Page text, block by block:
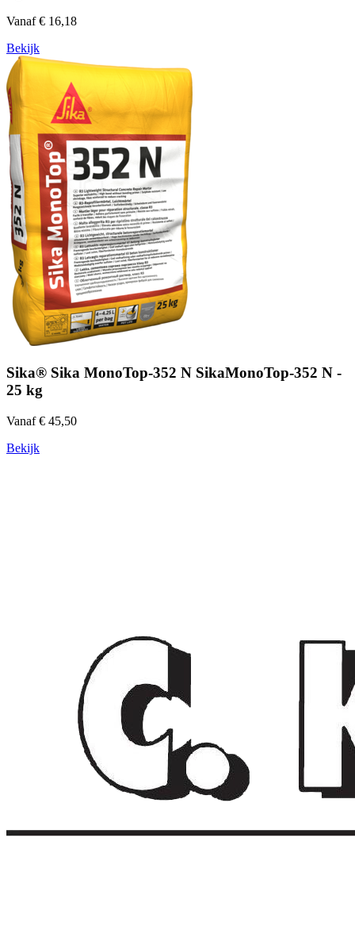
Vanaf € 16,18
Bekijk
Sika® Sika MonoTop-352 N SikaMonoTop-352 N -
25 kg
Vanaf € 45,50
Bekijk